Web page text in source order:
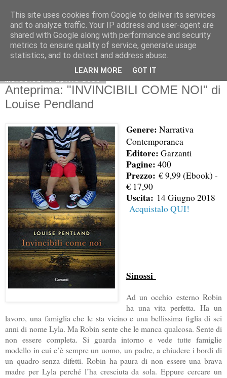
mercoledì 4 aprile 2018
Anteprima: "INVINCIBILI COME NOI" di
Louise Pendland
Genere: Narrativa
Contemporanea
Editore: Garzanti
Pagine: 400
Prezzo: € 9,99 (Ebook) -
€ 17,90
Uscita: 14 Giugno 2018
Acquistalo QUI!
Sinossi
Ad un occhio esterno Robin
ha una vita perfetta. Ha un
lavoro, una famiglia che le sta vicino e una bellissima figlia di sei
anni di nome Lyla. Ma Robin sente che le manca qualcosa. Sente di
non essere completa. Si guarda intorno e vede tutte famiglie
modello in cui c’è sempre un uomo, un padre, a chiudere i bordi di
un quadro senza difetti. Robin ha paura di non essere una brava
madre per Lyla perché l’ha cresciuta da sola. Eppure cercare un
This site uses cookies from Google to deliver its services
and to analyze traffic. Your IP address and user-agent are
shared with Google along with performance and security
metrics to ensure quality of service, generate usage
statistics, and to detect and address abuse.
LEARN MORE GOT IT